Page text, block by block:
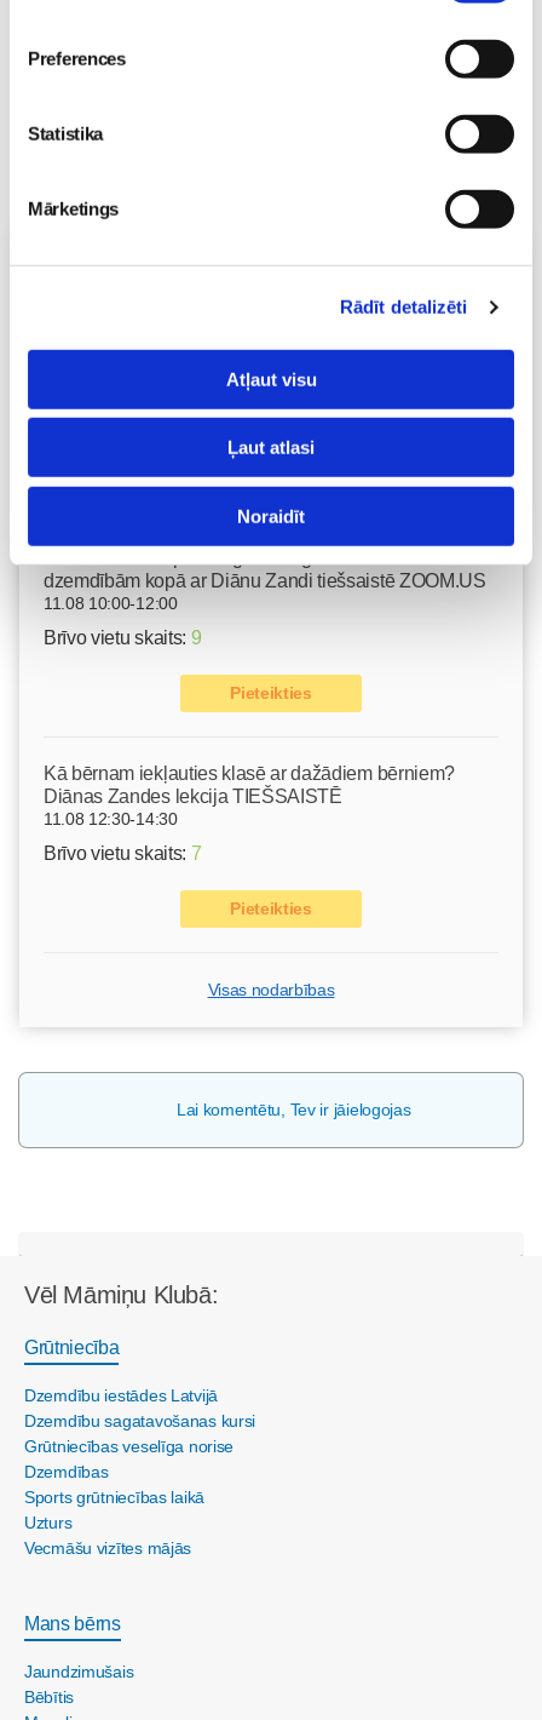
Preferences
Statistika
Mārketings
Rādīt detalizēti
Atļaut visu
Ļaut atlasi
Noraidīt
Grūtnieču masāža, pēcdzemdību masāža, ķermeņa
masāža Māmiņu klubā pie masāžas speciālistes Olgas
Brīvo vietu skaits:2
Pieteikties
dzemdībām kopā ar Diānu Zandi tiešsaistē ZOOM.US
11.08 10:00-12:00
Brīvo vietu skaits: 9
Pieteikties
Kā bērnam iekļauties klasē ar dažādiem bērniem?
Diānas Zandes lekcija TIEŠSAISTĒ
11.08 12:30-14:30
Brīvo vietu skaits: 7
Pieteikties
Visas nodarbības
Lai komentētu, Tev ir jāielogojas
Vēl Māmiņu Klubā:
Grūtniecība
Dzemdību iestādes Latvijā
Dzemdību sagatavošanas kursi
Grūtniecības veselīga norise
Dzemdības
Sports grūtniecības laikā
Uzturs
Vecmāšu vizītes mājās
Mans bērns
Jaundzimušais
Bēbītis